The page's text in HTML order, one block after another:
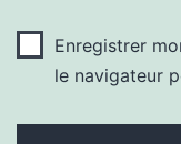
Enregistrer
le navigateur